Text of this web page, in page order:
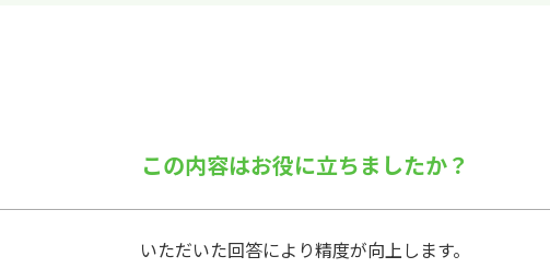
この内容はお役に立ちましたか？
いただいた回答により精度が向上します。